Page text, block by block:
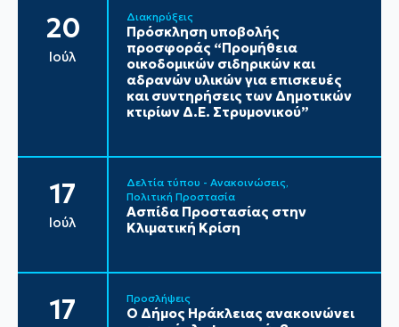
20
Ιούλ
Διακηρύξεις
Πρόσκληση υποβολής
προσφοράς “Προμήθεια
οικοδομικών σιδηρικών και
αδρανών υλικών για επισκευές
και συντηρήσεις των Δημοτικών
κτιρίων Δ.Ε. Στρυμονικού”
17
Ιούλ
Δελτία τύπου - Ανακοινώσεις
Πολιτική Προστασία
Ασπίδα Προστασίας στην
Κλιματική Κρίση
17 Προσλήψεις
Ο Δήμος Ηράκλειας ανακοινώνει